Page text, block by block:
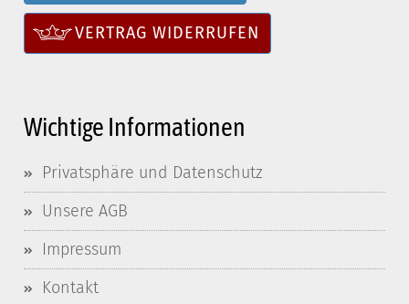
VERTRAG WIDERRUFEN
Wichtige Informationen
Privatsphäre und Datenschutz
Unsere AGB
Impressum
Kontakt